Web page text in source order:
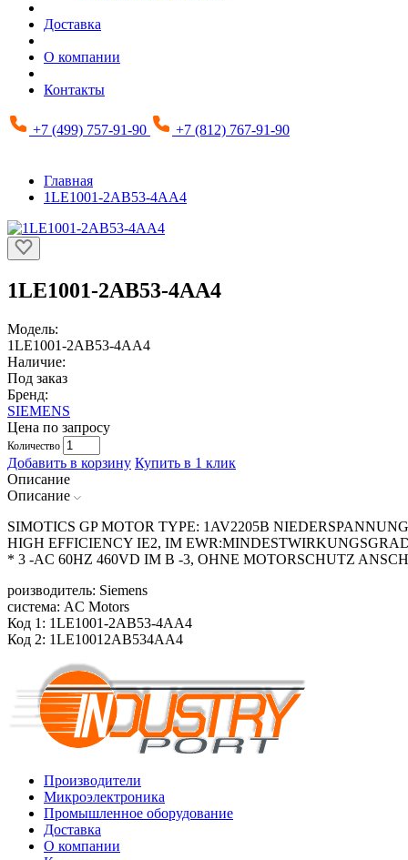
Доставка
О компании
Контакты
+7 (499) 757-91-90 +7 (812) 767-91-90
Главная
1LE1001-2AB53-4AA4
1LE1001-2AB53-4AA4
Модель:
1LE1001-2AB53-4AA4
Наличие:
Под заказ
Бренд:
SIEMENS
Цена по запросу
Количество
Добавить в корзину Купить в 1 клик
Описание
Описание
SIMOTICS GP MOTOR TYPE: 1AV2205B
HIGH EFFICIENCY IE2, IM
* 3 -AC 60HZ 460VD IM B -3, OHNE MOTORSCHUTZ
роизводитель: Siemens
система: AC Motors
Код 1: 1LE1001-2AB53-4AA4
Код 2: 1LE10012AB534AA4
Производители
Микроэлектроника
Промышленное оборудование
Доставка
О компании